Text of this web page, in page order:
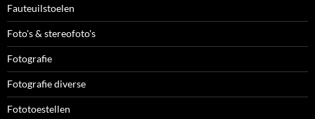
Fauteuilstoelen
Foto's & stereofoto's
Fotografie
Fotografie diverse
Fototoestellen